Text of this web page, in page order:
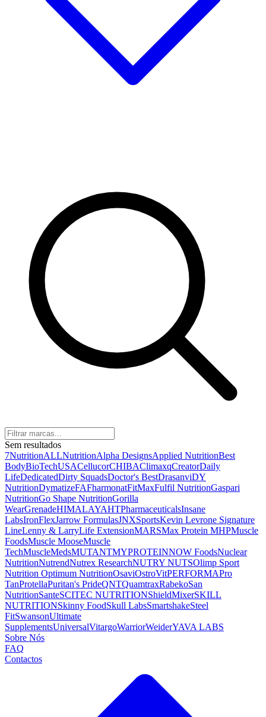
Sem resultados
7NutritionALLNutritionAlpha DesignsApplied NutritionBest
BodyBioTechUSACellucorCHIBAClimaxqCreatorDaily
LifeDedicatedDirty SquadsDoctor's BestDrasanviDY
NutritionDymatizeFAFharmonatFitMaxFulfil NutritionGaspari
NutritionGo Shape NutritionGorilla
WearGrenadeHIMALAYAHTPharmaceuticalsInsane
LabsIronFlexJarrow FormulasJNXSportsKevin Levrone Signature
LineLenny & LarryLife ExtensionMARSMax Protein MHPMuscle
FoodsMuscle MooseMuscle
TechMuscleMedsMUTANTMYPROTEINNOW FoodsNuclear
NutritionNutrendNutrex ResearchNUTRY NUTSOlimp Sport
Nutrition Optimum NutritionOsaviOstroVitPERFORMAPro
TanProtellaPuritan's PrideQNTQuamtraxRabekoSan
NutritionSanteSCITEC NUTRITIONShieldMixerSKILL
NUTRITIONSkinny FoodSkull LabsSmartshakeSteel
FitSwansonUltimate
SupplementsUniversalVitargoWarriorWeiderYAVA LABS
Sobre Nós
FAQ
Contactos